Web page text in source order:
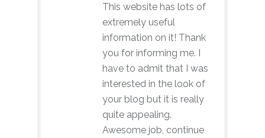
This website has lots of
extremely useful
information on it! Thank
you for informing me. I
have to admit that I was
interested in the look of
your blog but it is really
quite appealing.
Awesome job, continue